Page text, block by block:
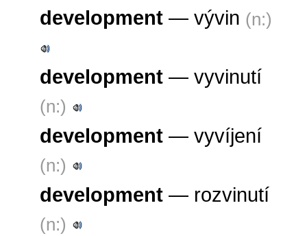
development — vývin (n:)
development — vyvinutí
(n:)
development — vyvíjení
(n:)
development — rozvinutí
(n:)